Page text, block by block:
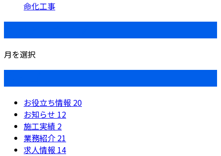
命化工事
月を選択
お役立ち情報 20
お知らせ 12
施工実績 2
業務紹介 21
求人情報 14